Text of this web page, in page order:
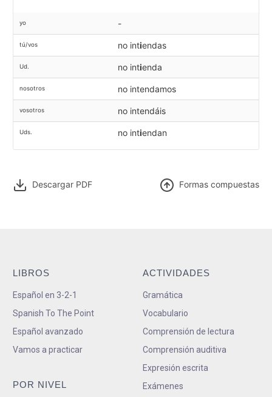
yo -
tú/vos no intiendas
Ud. no intienda
nosotros no intendamos
vosotros no intendáis
Uds. no intiendan
Descargar PDF Formas compuestas
LIBROS
Español en 3-2-1
Spanish To The Point
Español avanzado
Vamos a practicar
POR NIVEL
ACTIVIDADES
Gramática
Vocabulario
Comprensión de lectura
Comprensión auditiva
Expresión escrita
Exámenes